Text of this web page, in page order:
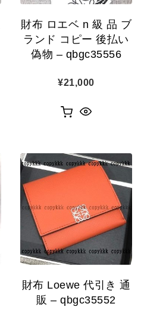
財布 ロエベ n 級 品 ブ
ランド コピー 後払い
偽物 – qbgc35556
¥21,000
財布 Loewe 代引き 通
販 – qbgc35552